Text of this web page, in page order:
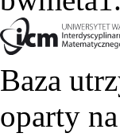
Baza
oparty